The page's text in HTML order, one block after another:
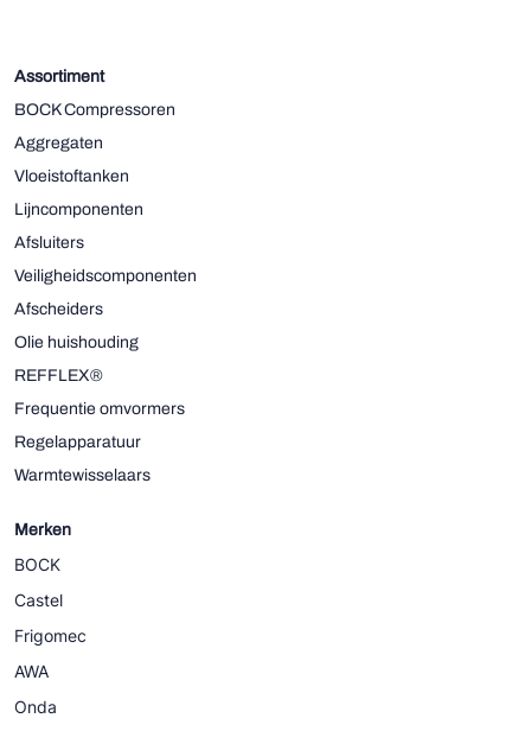
Assortiment
BOCK Compressoren
Aggregaten
Vloeistoftanken
Lijncomponenten
Afsluiters
Veiligheidscomponenten
Afscheiders
Olie huishouding
REFFLEX®
Frequentie omvormers
Regelapparatuur
Warmtewisselaars
Merken
BOCK
Castel
Frigomec
AWA
Onda